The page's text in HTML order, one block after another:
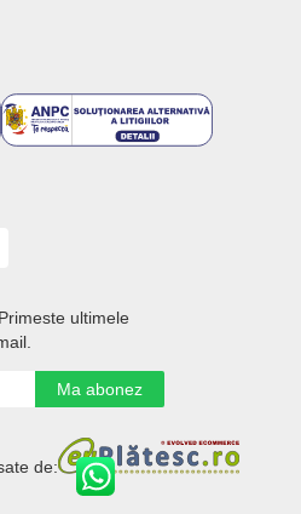
ultimele
Ma abonez
de: